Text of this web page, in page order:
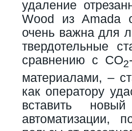
удаление
Wood из Amada
очень важна для
твердотельные
сравнению с CO2
материалами, –
как оператору
вставить
автоматизации,